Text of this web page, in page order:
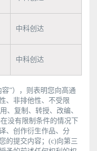
中科创达
中科创达
”），则表明您向高通
、非排他性、不受限
、复制、转授、改编、
没有限制条件的情况下
、创作衍生作品、分
的提交内容；(c)向第三